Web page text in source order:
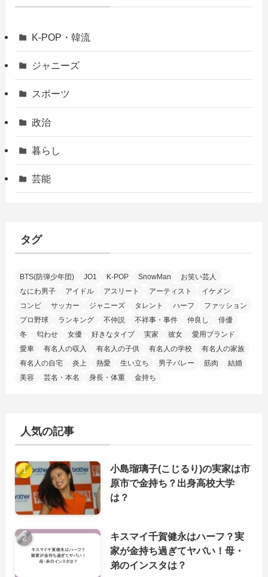
K-POP・韓流
ジャニーズ
スポーツ
政治
暮らし
芸能
タグ
BTS(防弾少年団) JO1 K-POP SnowMan
お笑い芸人
なにわ男子
アイドル アスリート アーティスト
イケメン
コンビ
サッカー ジャニーズ タレント ハーフ
ファッション
プロ野球
ランキング 不仲説 不祥事・事件 仲良し
俳優
冬
匂わせ 女優 好きなタイプ 実家 彼女
愛用ブランド
愛車
有名人の収入 有名人の子供 有名人の学校
有名人の家族
有名人の自宅
炎上 熱愛 生い立ち 男子バレー 筋肉
結婚
美容
芸名・本名 身長・体重 金持ち
人気の記事
小島瑠璃子(こじるり)の実家は市
原市で金持ち？出身高校大学
は？
キスマイ千賀健永はハーフ？実
家が金持ち過ぎてヤバい！母・
弟のインスタは？